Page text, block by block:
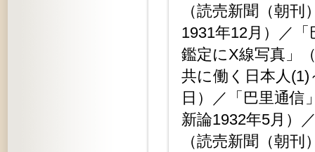
（読売新聞（朝
1931年12月）／
鑑定にX線写真」
共に働く日本人(1)
日）／「巴里通信
新論1932年5月）
（読売新聞（朝